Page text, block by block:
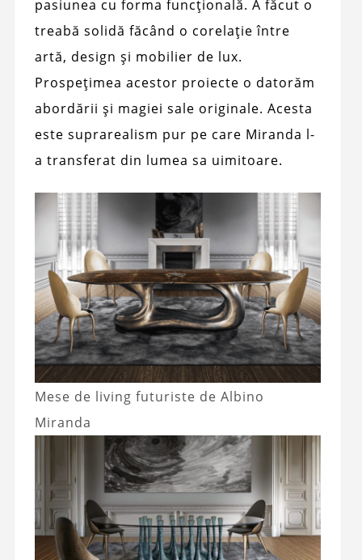
pasiunea cu forma funcțională. A făcut o
treabă solidă făcând o corelație între
artă, design și mobilier de lux.
Prospețimea acestor proiecte o datorăm
abordării și magiei sale originale. Acesta
este suprarealism pur pe care Miranda l-
a transferat din lumea sa uimitoare.
Mese de living futuriste de Albino
Miranda